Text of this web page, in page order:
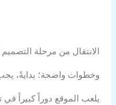
الانتقال من مرحلة
وخطوات واضحة؛ بدايةً،
يلعب الموقع دوراً كبيراً